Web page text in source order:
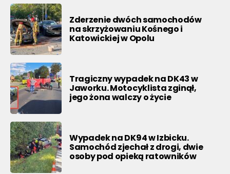
Zderzenie dwóch samochodów
na skrzyżowaniu Kośnego i
Katowickiej w Opolu
Tragiczny wypadek na DK43 w
Jaworku. Motocyklista zginął,
jego żona walczy o życie
Wypadek na DK94 w Izbicku.
Samochód zjechał z drogi, dwie
osoby pod opieką ratowników